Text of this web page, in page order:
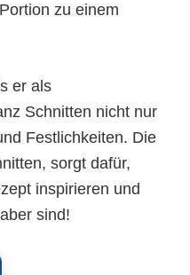
zu einem
er als
Schnitten nicht nur
Festlichkeiten. Die
sorgt dafür,
inspirieren und
sind!